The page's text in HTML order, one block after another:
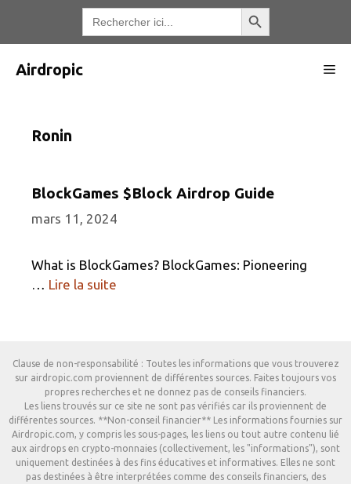
contenu
Recherche
Bouton de recherche
Airdropic
Ronin
BlockGames $Block Airdrop Guide
mars 11, 2024
What is BlockGames? BlockGames: Pioneering
Lire la suite
Clause de non-responsabilité : Toutes les informations que vous trouverez
sur airdropic.com proviennent de différentes sources. Faites toujours vos
propres recherches et ne donnez pas de conseils financiers.
Les liens trouvés sur ce site ne sont pas vérifiés car ils proviennent de
différentes sources. **Non-conseil financier** Les informations fournies sur
Airdropic.com, y compris les sous-pages, les liens ou tout autre contenu lié
aux airdrops en crypto-monnaies (collectivement, les "informations"), sont
uniquement destinées à des fins éducatives et informatives. Elles ne sont
pas destinées à être interprétées comme des conseils financiers, des